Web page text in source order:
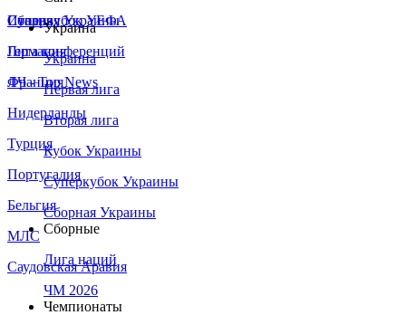
Сборная Украины
Италия
Германия
Франция
Нидерланды
Турция
Португалия
Бельгия
МЛС
Саудовская Аравия
Суперкубок УЕФА
Лига конференций
ЛЧ - Top News
Украина
Украина
Первая лига
Вторая лига
Кубок Украины
Суперкубок Украины
Сборная Украины
Сборные
Лига наций
ЧМ 2026
Чемпионаты